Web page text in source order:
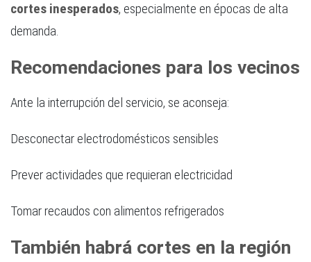
cortes inesperados, especialmente en épocas de alta
demanda.
Recomendaciones para los vecinos
Ante la interrupción del servicio, se aconseja:
Desconectar electrodomésticos sensibles
Prever actividades que requieran electricidad
Tomar recaudos con alimentos refrigerados
También habrá cortes en la región